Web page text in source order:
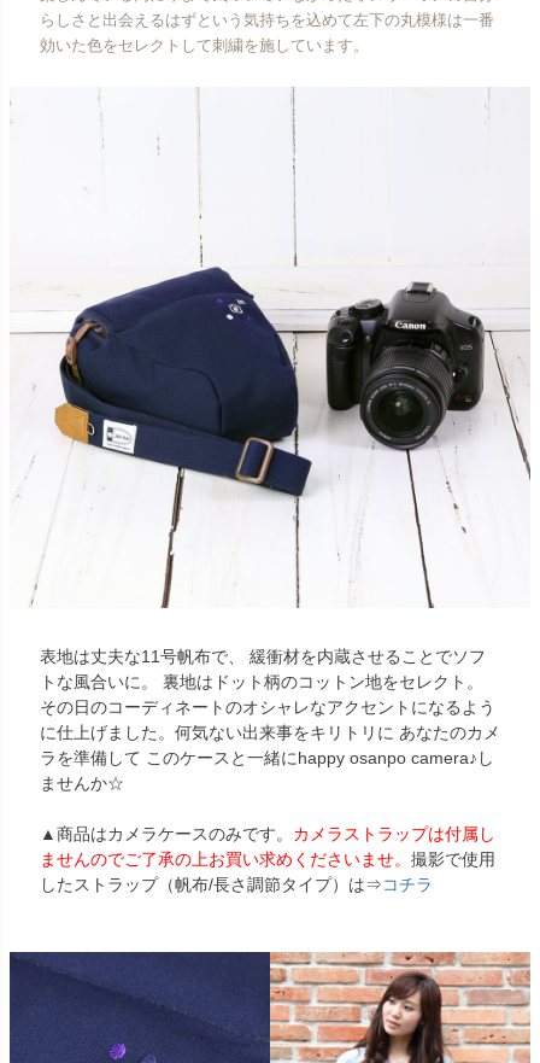
らしさと出会えるはずという気持ちを込めて左下の丸模様は一番
効いた色をセレクトして刺繍を施しています。
表地は丈夫な11号帆布で、 緩衝材を内蔵させることでソフ
トな風合いに。 裏地はドット柄のコットン地をセレクト。
その日のコーディネートのオシャレなアクセントになるよう
に仕上げました。何気ない出来事をキリトリに あなたのカメ
ラを準備して このケースと一緒にhappy osanpo camera♪し
ませんか☆
▲商品はカメラケースのみです。 カメラストラップは付属し
ませんのでご了承の上お買い求めくださいませ。 撮影で使用
したストラップ（帆布/長さ調節タイプ）は⇒コチラ